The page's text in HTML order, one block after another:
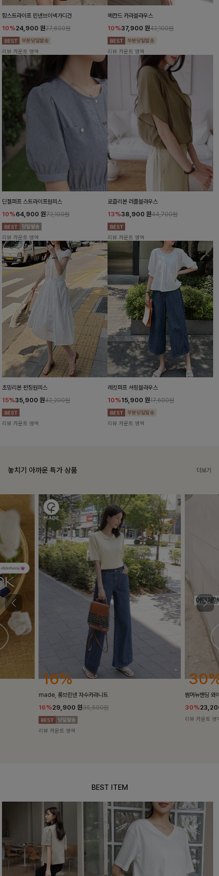
함스트라이프 린넨브이넥가디건
10%24,900 원27,600원
리뷰 카운트 영역
메칸드 카라블라우스
10%37,900 원42,100원
리뷰 카운트 영역
딘젤퍼프 스트라이프원피스
10%64,900 원72,100원
리뷰 카운트 영역
로즐리본 러플블라우스
13%38,900 원44,700원
리뷰 카운트 영역
초밍리본 펀칭원피스
15%35,900 원42,200원
리뷰 카운트 영역
레킷퍼프 셔링블라우스
10%15,900 원17,600원
리뷰 카운트 영역
놓치기 아까운 특가 상품 더보기
30%
썸머뉴밴딩 와이드슬랙스[S,M,L사이즈]
30%23,200원33,100원
리뷰 카운트 영역
밴스트라이프
25%
BEST ITEM